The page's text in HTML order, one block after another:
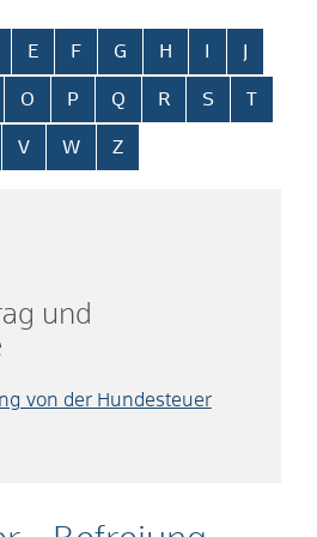
überspringen
E F G H
O P Q R S T
V W Z
und
von der Hundesteuer